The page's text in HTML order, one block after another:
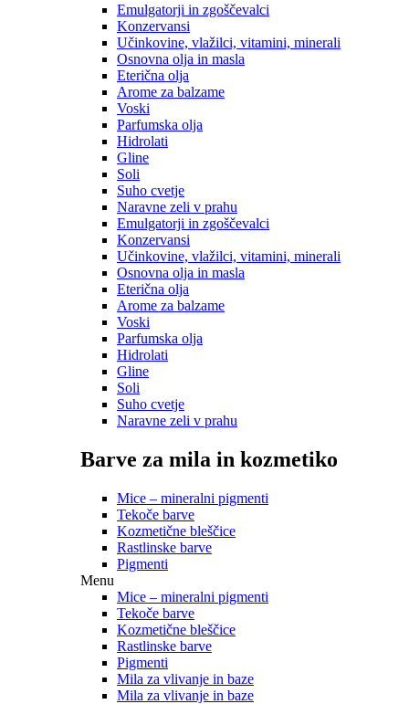
Emulgatorji in zgoščevalci
Konzervansi
Učinkovine, vlažilci, vitamini, minerali
Osnovna olja in masla
Eterična olja
Arome za balzame
Voski
Parfumska olja
Hidrolati
Gline
Soli
Suho cvetje
Naravne zeli v prahu
Emulgatorji in zgoščevalci
Konzervansi
Učinkovine, vlažilci, vitamini, minerali
Osnovna olja in masla
Eterična olja
Arome za balzame
Voski
Parfumska olja
Hidrolati
Gline
Soli
Suho cvetje
Naravne zeli v prahu
Barve za mila in kozmetiko
Mice – mineralni pigmenti
Tekoče barve
Kozmetične bleščice
Rastlinske barve
Pigmenti
Menu
Mice – mineralni pigmenti
Tekoče barve
Kozmetične bleščice
Rastlinske barve
Pigmenti
Mila za vlivanje in baze
Mila za vlivanje in baze